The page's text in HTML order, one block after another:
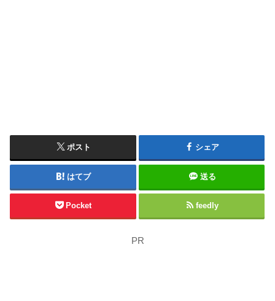
ポスト シェア
はてブ 送る
Pocket feedly
PR